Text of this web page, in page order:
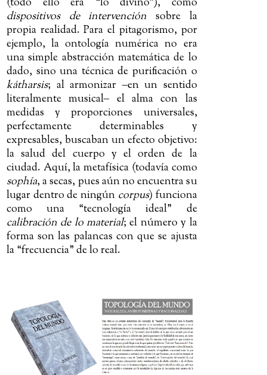
dispositivos de intervención sobre la
propia realidad. Para el pitagorismo, por
ejemplo, la ontología numérica no era
una simple abstracción matemática de lo
dado, sino una técnica de purificación o
kátharsis; al armonizar‒en un sentido
literalmente musical‒el alma con las
medidas y proporciones universales,
perfectamente determinables y
expresables, buscaban un efecto objetivo:
la salud del cuerpo y el orden de la
ciudad. Aquí, la metafísica (todavía como
sophía, a secas, pues aún no encuentra su
lugar dentro de ningún corpus) funciona
como una “tecnología ideal” de
calibración de lo material; el número y la
forma son las palancas con que se ajusta
la “frecuencia” de lo real.